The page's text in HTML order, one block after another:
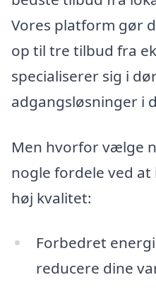
Vores platform gør
op til tre tilbud fra
specialiserer sig i
adgangsløsninger i
Men hvorfor vælge
nogle fordele ved
høj kvalitet:
Forbedret
reducere dine